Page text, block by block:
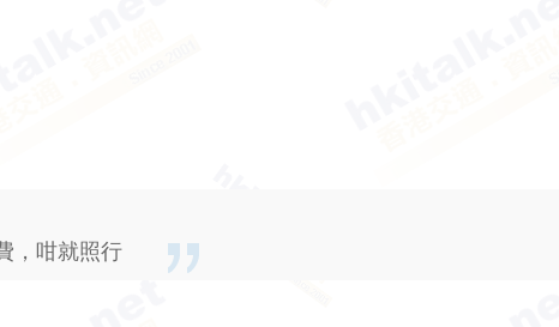
，咁就照行